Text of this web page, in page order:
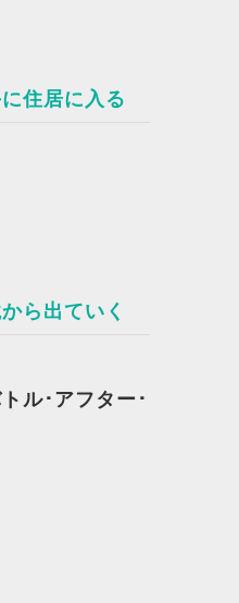
住居に入る
ら出ていく
ル･アフター･